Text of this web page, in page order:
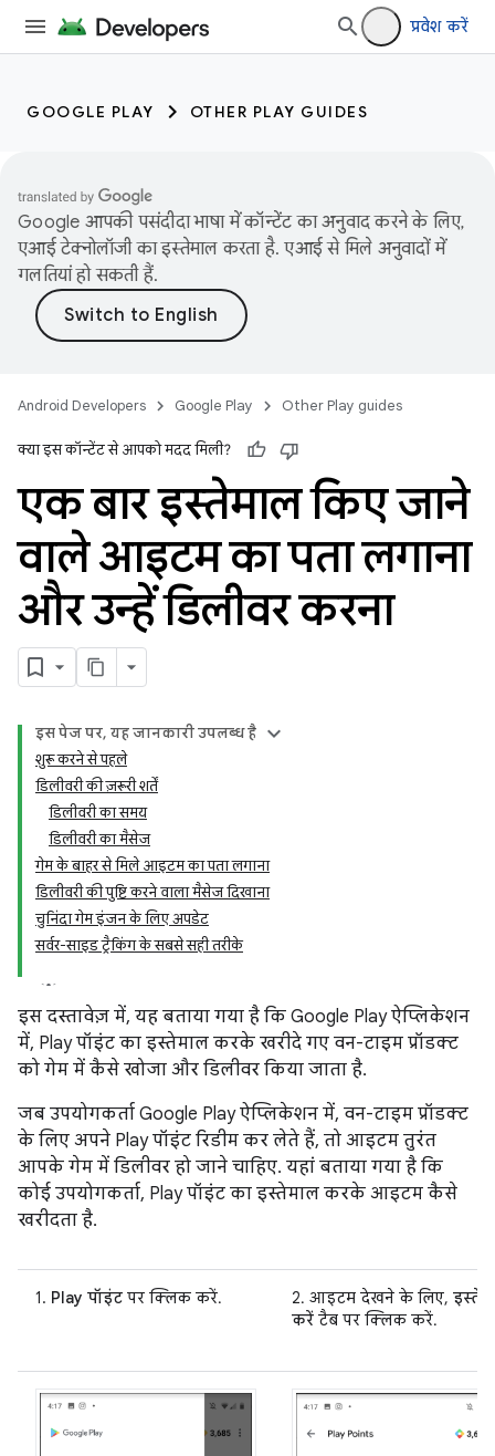
प्रवेश करें
GOOGLE PLAY OTHER PLAY GUIDES
Google आपकी पसंदीदा भाषा में कॉन्टेंट का अनुवाद करने के लिए,
एआई टेक्नोलॉजी का इस्तेमाल करता है. एआई से मिले अनुवादों में
गलतियां हो सकती हैं.
Android Developers Google Play Other Play guides
क्या इस कॉन्टेंट से आपको मदद मिली?
एक बार इस्तेमाल किए जाने
वाले आइटम का पता लगाना
और उन्हें डिलीवर करना
इस पेज पर, यह जानकारी उपलब्ध है
शुरू करने से पहले
डिलीवरी की ज़रूरी शर्तें
डिलीवरी का समय
डिलीवरी का मैसेज
गेम के बाहर से मिले आइटम का पता लगाना
डिलीवरी की पुष्टि करने वाला मैसेज दिखाना
चुनिंदा गेम इंजन के लिए अपडेट
सर्वर-साइड ट्रैकिंग के सबसे सही तरीके
इस दस्तावेज़ में, यह बताया गया है कि Google Play ऐप्लिकेशन
में, Play पॉइंट का इस्तेमाल करके खरीदे गए वन-टाइम प्रॉडक्ट
को गेम में कैसे खोजा और डिलीवर किया जाता है.
जब उपयोगकर्ता Google Play ऐप्लिकेशन में, वन-टाइम प्रॉडक्ट
के लिए अपने Play पॉइंट रिडीम कर लेते हैं, तो आइटम तुरंत
आपके गेम में डिलीवर हो जाने चाहिए. यहां बताया गया है कि
कोई उपयोगकर्ता, Play पॉइंट का इस्तेमाल करके आइटम कैसे
खरीदता है.
1. Play पॉइंट पर क्लिक करें. 2. आइटम देखने के लिए,
करें टैब पर क्लिक करें.